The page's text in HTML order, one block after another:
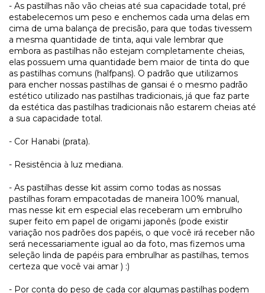
- As pastilhas não vão cheias até sua capacidade total, pré
estabelecemos um peso e enchemos cada uma delas em
cima de uma balança de precisão, para que todas tivessem
a mesma quantidade de tinta, aqui vale lembrar que
embora as pastilhas não estejam completamente cheias,
elas possuem uma quantidade bem maior de tinta do que
as pastilhas comuns (halfpans). O padrão que utilizamos
para encher nossas pastilhas de gansai é o mesmo padrão
estético utilizado nas pastilhas tradicionais, já que faz parte
da estética das pastilhas tradicionais não estarem cheias até
a sua capacidade total.
- Cor Hanabi (prata).
- Resistência à luz mediana.
- As pastilhas desse kit assim como todas as nossas
pastilhas foram empacotadas de maneira 100% manual,
mas nesse kit em especial elas receberam um embrulho
super feito em papel de origami japonês (pode existir
variação nos padrões dos papéis, o que você irá receber não
será necessariamente igual ao da foto, mas fizemos uma
seleção linda de papéis para embrulhar as pastilhas, temos
certeza que você vai amar ) :)
- Por conta do peso de cada cor algumas pastilhas podem